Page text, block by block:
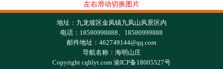
左右滑动切换图片
地址：九龙坡区金凤镇九凤山风景区内
电话：18580998888、18580999888
邮件地址：462749144@qq.com
导航名称：海明山庄
Copyright cqhlyt.com 渝ICP备18005527号